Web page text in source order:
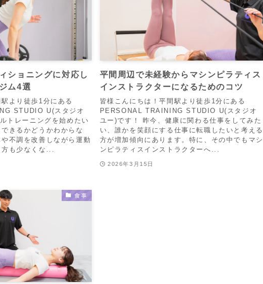
ショニングに対応し
ム4選
より徒歩1分にある
STUDIO U(スタジオ
トレーニングを始めたい
きるかどうかわからな
不調を改善しながら運動
方も少なくな...
平間周辺で未経験からマシンピラティス
インストラクターになるためのコツ
皆様こんにちは！平間駅より徒歩1分にある
PERSONAL TRAINING STUDIO U(スタジオ
ユー)です！ 昨今、健康に関わる仕事をしてみた
い、誰かを笑顔にする仕事に転職したいと考える
方が増加傾向にあります。特に、その中でもマシ
ンピラティスインストラクターへ...
2026年3月15日
食事